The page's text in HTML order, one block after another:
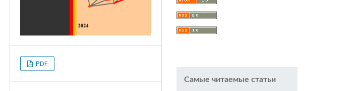
PDF
Самые читаемые статьи